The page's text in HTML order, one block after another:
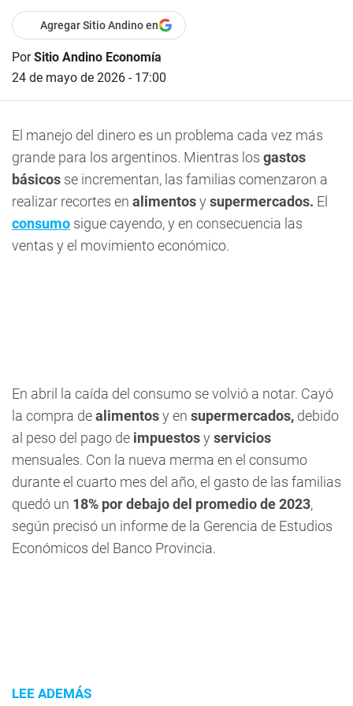
Agregar Sitio Andino en
PorSitio Andino Economía
24 de mayo de 2026 - 17:00
El manejo del dinero es un problema cada vez más
grande para los argentinos. Mientras los gastos
básicos se incrementan, las familias comenzaron a
realizar recortes en alimentosy supermercados. El
consumo sigue cayendo, y en consecuencia las
ventas y el movimiento económico.
En abril la caída del consumo se volvió a notar. Cayó
la compra dealimentosy en supermercados, debido
al peso del pago de impuestosy servicios
mensuales. Con la nueva merma en el consumo
durante el cuarto mes del año, el gasto de las familias
quedó un 18% por debajo del promedio de 2023,
según precisó un informe de la Gerencia de Estudios
Económicos del Banco Provincia.
LEE ADEMÁS